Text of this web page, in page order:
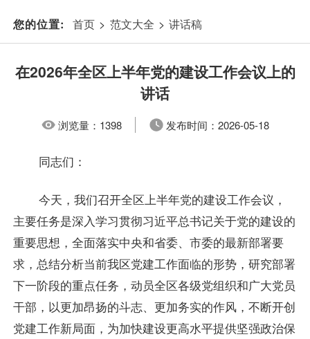
您的位置: 首页 > 范文大全 > 讲话稿
在2026年全区上半年党的建设工作会议上的
讲话
浏览量： 1398 发布时间： 2026-05-18
同志们：
今天，我们召开全区上半年党的建设工作会议，
主要任务是深入学习贯彻习近平总书记关于党的建设的
重要思想，全面落实中央和省委、市委的最新部署要
求，总结分析当前我区党建工作面临的形势，研究部署
下一阶段的重点任务，动员全区各级党组织和广大党员
干部，以更加昂扬的斗志、更加务实的作风，不断开创
党建工作新局面，为加快建设更高水平提供坚强政治保